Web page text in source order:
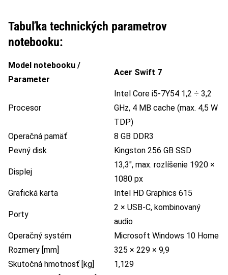
Tabuľka technických parametrov
notebooku:
Model notebooku /
Parameter
Acer Swift 7
Procesor
Intel Core i5-7Y54 1,2 ÷ 3,2
GHz, 4 MB cache (max. 4,5 W
TDP)
Operačná pamäť
8 GB DDR3
Pevný disk
Kingston 256 GB SSD
Displej
13,3″, max. rozlíšenie 1920 ×
1080 px
Grafická karta
Intel HD Graphics 615
Porty
2 × USB-C, kombinovaný
audio
Operačný systém
Microsoft Windows 10 Home
Rozmery [mm]
325 × 229 × 9,9
Skutočná hmotnosť [kg]
1,129